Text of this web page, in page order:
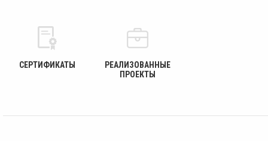
СЕРТИФИКАТЫ
РЕАЛИЗОВАННЫЕ
ПРОЕКТЫ